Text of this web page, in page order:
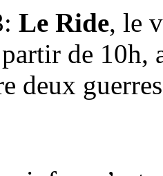
Le Ride, le
de 10h,
deux